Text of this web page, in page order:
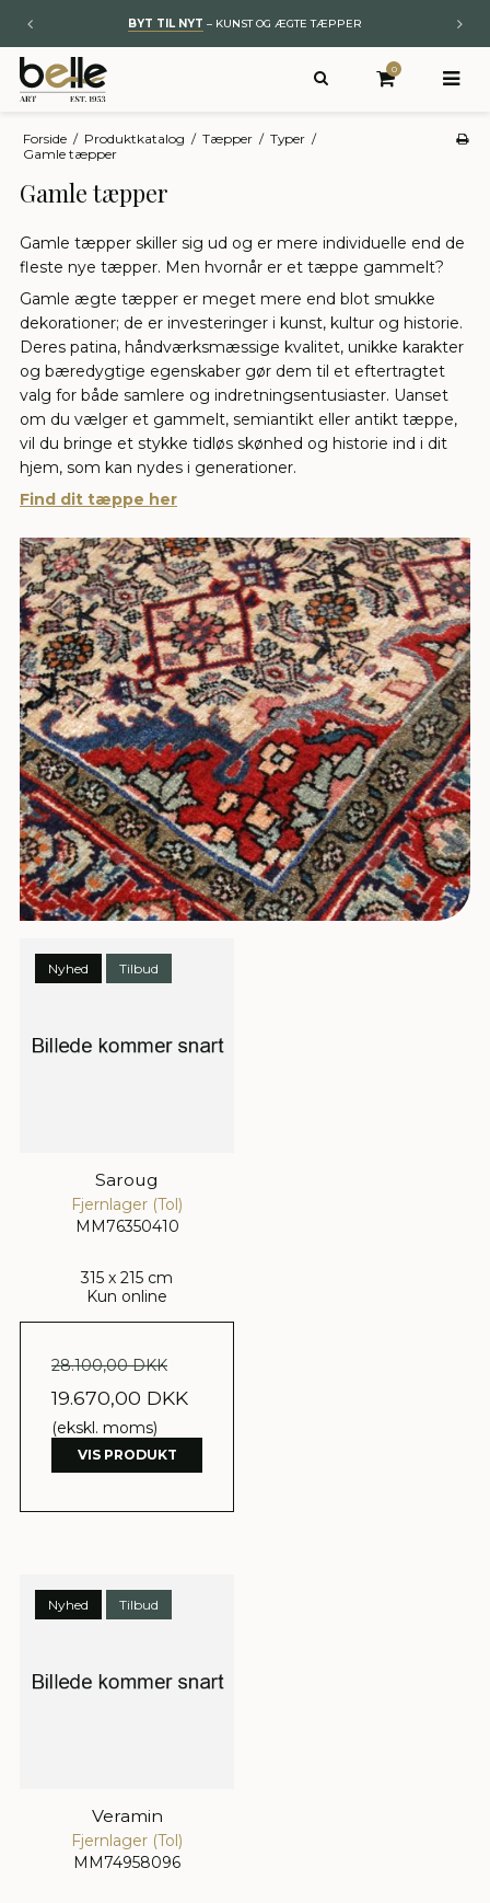
BYT TIL NYT – KUNST OG ÆGTE TÆPPER
0
Forside / Produktkatalog / Tæpper / Typer /
Gamle tæpper
Gamle tæpper
Gamle tæpper skiller sig ud og er mere individuelle end de
fleste nye tæpper. Men hvornår er et tæppe gammelt?
Gamle ægte tæpper er meget mere end blot smukke
dekorationer; de er investeringer i kunst, kultur og historie.
Deres patina, håndværksmæssige kvalitet, unikke karakter
og bæredygtige egenskaber gør dem til et eftertragtet
valg for både samlere og indretningsentusiaster. Uanset
om du vælger et gammelt, semiantikt eller antikt tæppe,
vil du bringe et stykke tidløs skønhed og historie ind i dit
hjem, som kan nydes i generationer.
Find dit tæppe her
Nyhed Tilbud
Saroug
Fjernlager (Tol)
MM76350410
315 x 215 cm
Kun online
28.100,00 DKK
19.670,00 DKK
(ekskl. moms)
VIS PRODUKT
Nyhed Tilbud
Veramin
Fjernlager (Tol)
MM74958096